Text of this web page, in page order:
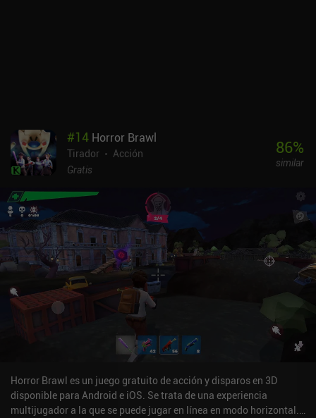
#14 Horror Brawl
Tirador
Acción
Gratis
86%
similar
Horror Brawl es un juego gratuito de acción y disparos en 3D
disponible para Android e iOS. Se trata de una experiencia
multijugador a la que se puede jugar en línea en modo horizontal.